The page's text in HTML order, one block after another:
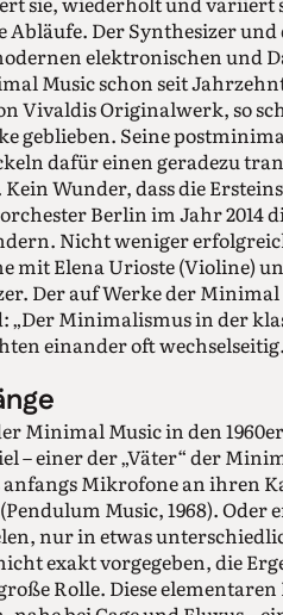
Der Synthesizer
elektronischen und
Music schon seit
Vivaldis Originalwerk, so
geblieben. Seine
dafür einen geradezu
Wunder, dass die
Berlin im Jahr 2014
Nicht weniger
mit Elena Urioste (Violine)
Der auf Werke der
„Der Minimalismus in der
­einander oft
Minimal Music in den
– einer der „Väter“ der
anfangs Mikrofone an ihren
Music, 1968). Oder
nur in etwas
exakt vorgegeben, die
Rolle. Diese